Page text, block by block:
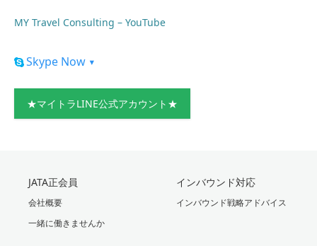
MY Travel Consulting – YouTube
Skype Now ▾
★マイトラLINE公式アカウント★
JATA正会員
会社概要
一緒に働きませんか
インバウンド対応
インバウンド戦略アドバイス